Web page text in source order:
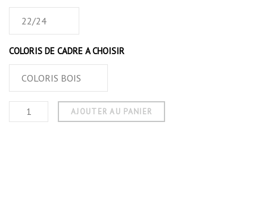
COLORIS DE CADRE A CHOISIR
AJOUTER AU PANIER